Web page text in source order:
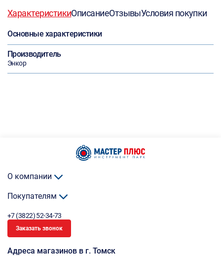
ХарактеристикиОписаниеОтзывыУсловия покупки
Основные характеристики
Производитель
Энкор
О компании
Покупателям
+7 (3822) 52-34-73
Заказать звонок
Адреса магазинов в г. Томск